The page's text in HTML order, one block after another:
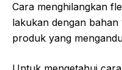
Cara menghilangkan
lakukan dengan
produk yang